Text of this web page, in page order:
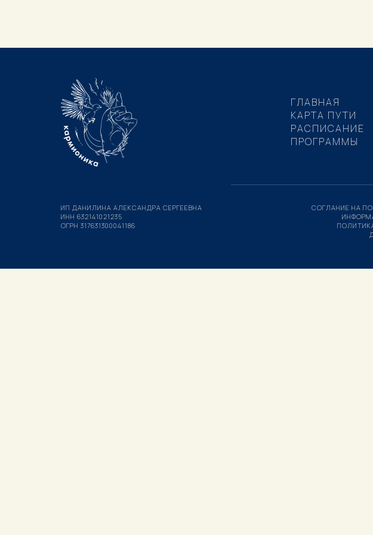
ГЛАВНАЯ
КАРТА ПУТИ
РАСПИСАНИЕ
ПРОГРАММЫ
ИП ДАНИЛИНА АЛЕКСАНДРА СЕРГЕЕВНА
ИНН 632141021235
ОГРН 317631300041186
СОГЛАНИЕ НА